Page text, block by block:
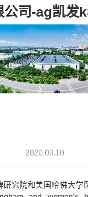
公司-ag凯发
2020.03.10
研究院和美国哈佛大学